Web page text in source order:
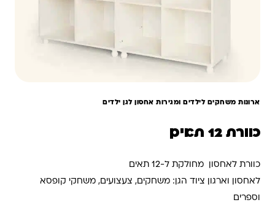
ארונות משחקים לילדים ומגירות אחסון לגן ילדים
כוורת 12 תאים
כוורת לאחסון מחולקת ל-12 תאים
לאחסון וארגון ציוד הגן: משחקים, צעצועים, משחקי קופסא
וספרים